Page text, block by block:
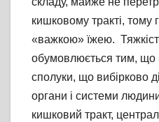
кишковому тракті, тому
«важкою» їжею.
обумовлюється тим, що
сполуки, що вибірково
органи і системи
кишковий тракт,